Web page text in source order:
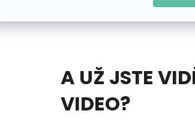
A UŽ JSTE
VIDEO?